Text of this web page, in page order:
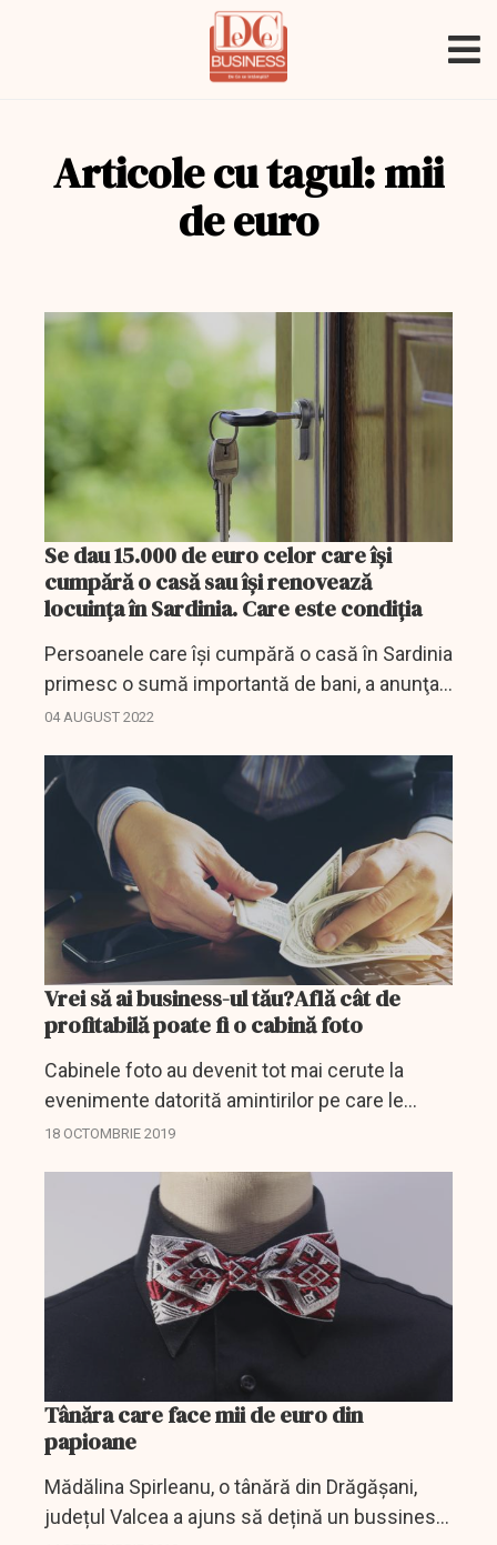
Articole cu tagul: mii
de euro
Se dau 15.000 de euro celor care îşi
cumpără o casă sau îşi renovează
locuinţa în Sardinia. Care este condiţia
Persoanele care îşi cumpără o casă în Sardinia
primesc o sumă importantă de bani, a anunţat
guvernul regional de acolo.
04 AUGUST 2022
Vrei să ai business-ul tău?Află cât de
profitabilă poate fi o cabină foto
Cabinele foto au devenit tot mai cerute la
evenimente datorită amintirilor pe care le
ofera invitaților. Să transformi această idee
deloc, mai ales...
18 OCTOMBRIE 2019
Tânăra care face mii de euro din
papioane
Mădălina Spirleanu, o tânără din Drăgășani,
județul Valcea a ajuns să dețină un bussines